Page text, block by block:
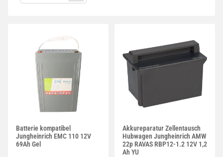
Batterie kompatibel
Jungheinrich EMC 110 12V
69Ah Gel
Akkureparatur Zellentausch
Hubwagen Jungheinrich AMW
22p RAVAS RBP12-1.2 12V 1,2
Ah YU